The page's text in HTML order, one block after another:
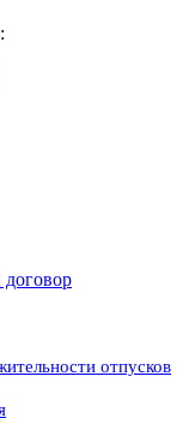
договор
отпусков